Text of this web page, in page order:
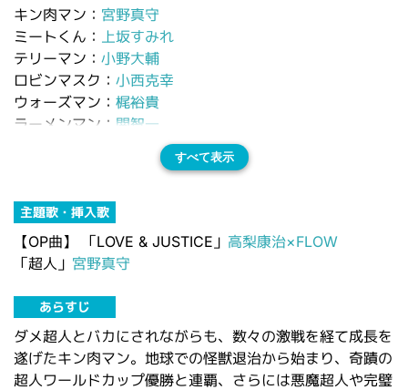
キン肉マン： 宮野真守
ミートくん：
上坂すみれ
テリーマン： 小野大輔
ロビンマスク： 小西克幸
ウォーズマン： 梶裕貴
ラーメンマン： 関智一
すべて表示
主題歌・挿入歌
【OP曲】 「LOVE & JUSTICE」 高梨康治×FLOW
「超人」 宮野真守
あらすじ
ダメ超人とバカにされながらも、数々の激戦を経て成長を
遂げたキン肉マン。地球での怪獣退治から始まり、奇蹟の
超人ワールドカップ優勝と連覇、さらには悪魔超人や完璧